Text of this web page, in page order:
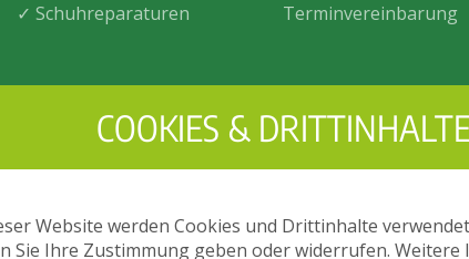
✓ Schuhreparaturen
Terminvereinbarung
COOKIES &
Website werden Cookies und Drittinhalte
Sie Ihre Zustimmung geben oder widerrufen.